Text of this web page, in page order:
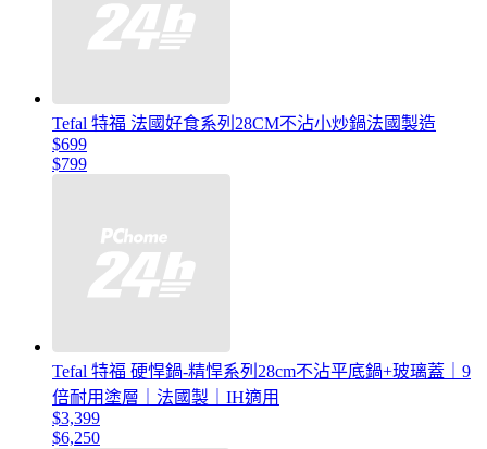
Tefal 特福 法國好食系列28CM不沾小炒鍋法國製造
$699
$799
Tefal 特福 硬悍鍋-精悍系列28cm不沾平底鍋+玻璃蓋｜9
倍耐用塗層｜法國製｜IH適用
$3,399
$6,250